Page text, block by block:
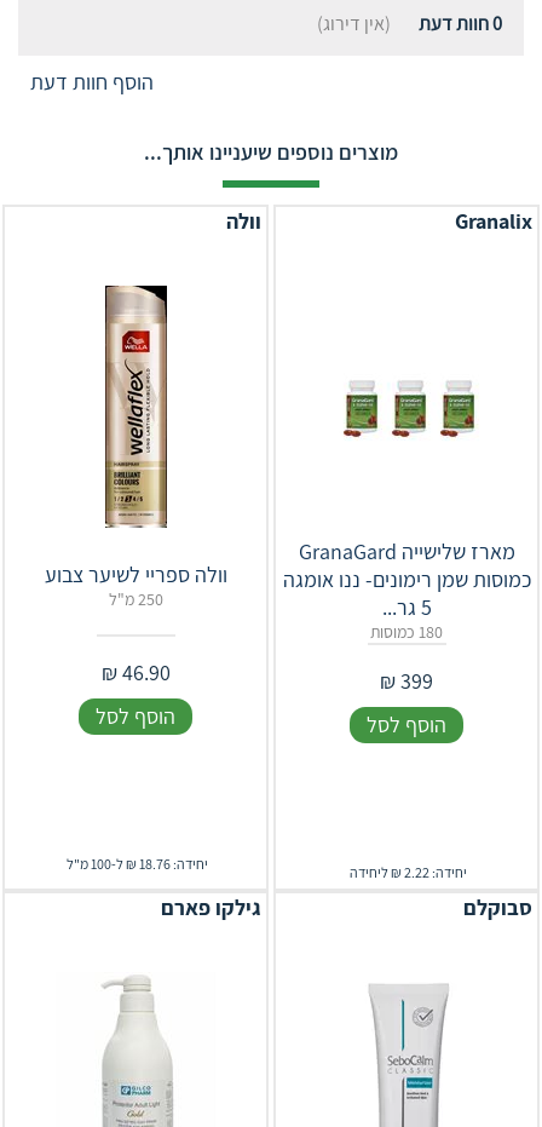
0חוות דעת (אין דירוג)
הוסף חוות דעת
מוצרים נוספים שיעניינו אותך...
Granalix
מארז שלישייה GranaGard
כמוסות שמן רימונים- ננו אומגה
5 גר...
180 כמוסות
399
₪
הוסף לסל
יחידה: 2.22 ₪ ליחידה
וולה
וולה ספריי לשיער צבוע
250 מ"ל
46.90
₪
הוסף לסל
יחידה: 18.76 ₪ ל-100 מ"ל
סבוקלם גילקו פארם